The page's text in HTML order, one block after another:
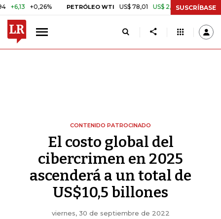
PETRÓLEO WTI US$ 78,01 US$ 2,92 +3,89% CAFÉ
SUSCRÍBASE
CONTENIDO PATROCINADO
El costo global del
cibercrimen en 2025
ascenderá a un total de
US$10,5 billones
viernes, 30 de septiembre de 2022